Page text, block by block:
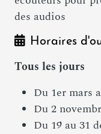
des audios
Horaires
Tous les jours
Du 1er mars
Du 2
Du 19 au 31